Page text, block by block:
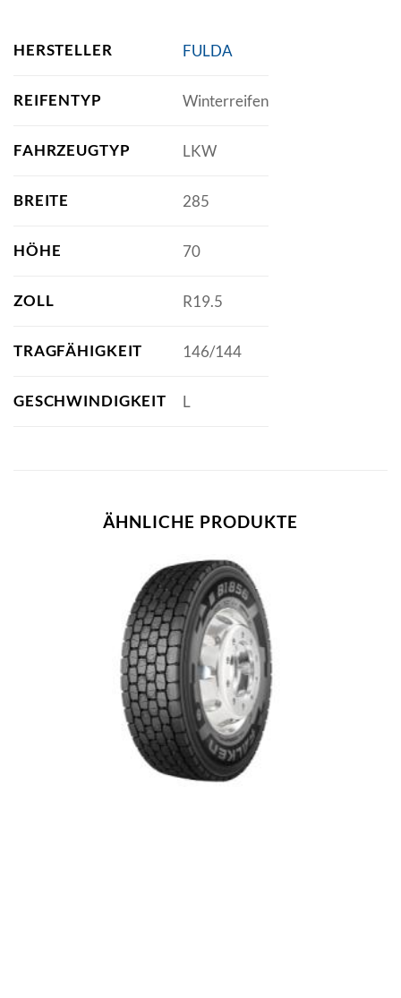
HERSTELLER FULDA
REIFENTYP Winterreifen
FAHRZEUGTYP LKW
BREITE 285
HÖHE 70
ZOLL R19.5
TRAGFÄHIGKEIT 146/144
GESCHWINDIGKEIT L
ÄHNLICHE PRODUKTE